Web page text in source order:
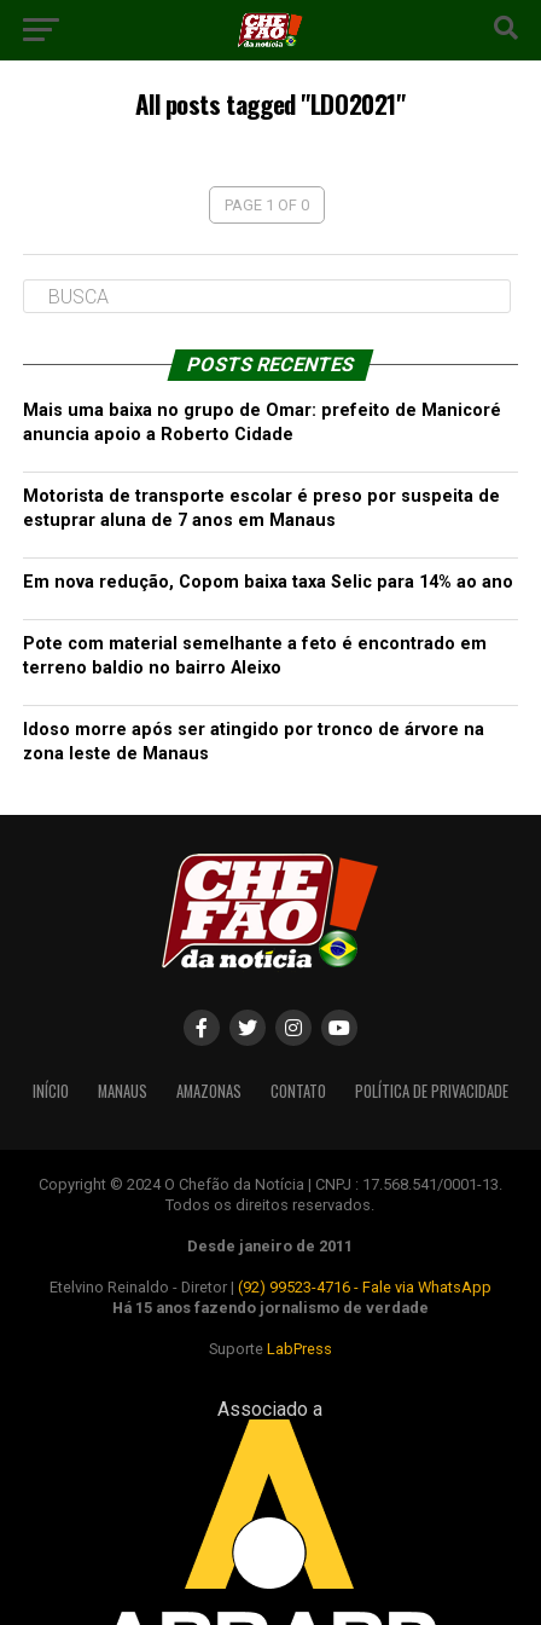
All posts tagged "LDO2021"
PAGE 1 OF 0
POSTS RECENTES
Mais uma baixa no grupo de Omar: prefeito de Manicoré
anuncia apoio a Roberto Cidade
Motorista de transporte escolar é preso por suspeita de
estuprar aluna de 7 anos em Manaus
Em nova redução, Copom baixa taxa Selic para 14% ao ano
Pote com material semelhante a feto é encontrado em
terreno baldio no bairro Aleixo
Idoso morre após ser atingido por tronco de árvore na
zona leste de Manaus
INÍCIO MANAUS AMAZONAS CONTATO POLÍTICA DE PRIVACIDADE
Copyright © 2024 O Chefão da Notícia | CNPJ : 17.568.541/0001-13.
Todos os direitos reservados.
Desde janeiro de 2011
Etelvino Reinaldo - Diretor | (92) 99523-4716 - Fale via WhatsApp
Há 15 anos fazendo jornalismo de verdade
Suporte LabPress
Associado a